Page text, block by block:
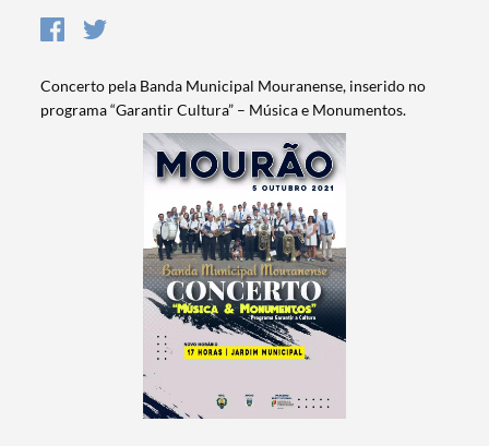
Concerto pela Banda Municipal Mouranense, inserido no
programa “Garantir Cultura” – Música e Monumentos.